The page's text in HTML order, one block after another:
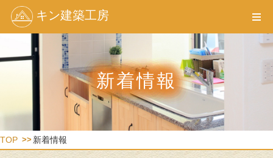
キン建築工房
新着情報
TOP 新着情報